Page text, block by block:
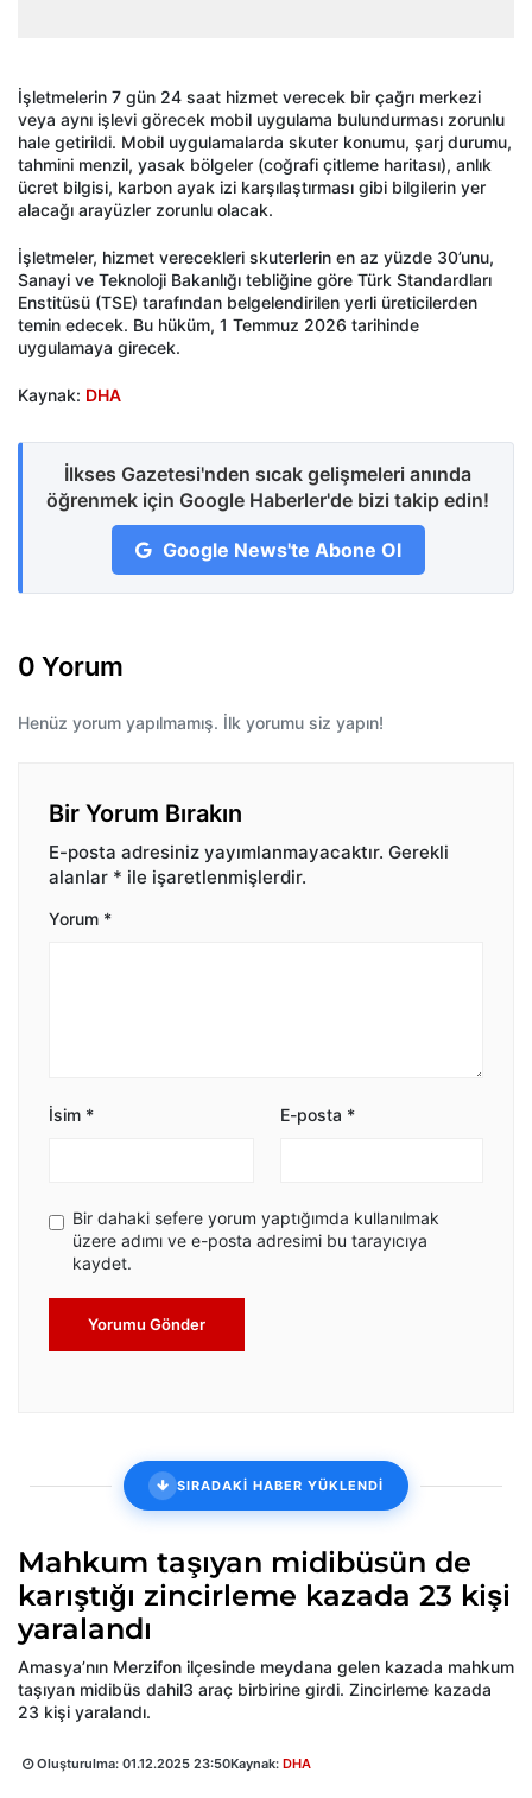
İşletmelerin 7 gün 24 saat hizmet verecek bir çağrı merkezi
veya aynı işlevi görecek mobil uygulama bulundurması zorunlu
hale getirildi. Mobil uygulamalarda skuter konumu, şarj durumu,
tahmini menzil, yasak bölgeler (coğrafi çitleme haritası), anlık
ücret bilgisi, karbon ayak izi karşılaştırması gibi bilgilerin yer
alacağı arayüzler zorunlu olacak.
İşletmeler, hizmet verecekleri skuterlerin en az yüzde 30’unu,
Sanayi ve Teknoloji Bakanlığı tebliğine göre Türk Standardları
Enstitüsü (TSE) tarafından belgelendirilen yerli üreticilerden
temin edecek. Bu hüküm, 1 Temmuz 2026 tarihinde
uygulamaya girecek.
Kaynak: DHA
İlkses Gazetesi'nden sıcak gelişmeleri anında
öğrenmek için Google Haberler'de bizi takip edin!
Google News'te Abone Ol
0 Yorum
Henüz yorum yapılmamış. İlk yorumu siz yapın!
Bir Yorum Bırakın
E-posta adresiniz yayımlanmayacaktır. Gerekli
alanlar * ile işaretlenmişlerdir.
Yorum *
İsim * E-posta *
Bir dahaki sefere yorum yaptığımda kullanılmak
üzere adımı ve e-posta adresimi bu tarayıcıya
kaydet.
Yorumu Gönder
SIRADAKİ HABER YÜKLENDİ
Mahkum taşıyan midibüsün de
karıştığı zincirleme kazada 23 kişi
yaralandı
Amasya’nın Merzifon ilçesinde meydana gelen kazada mahkum
taşıyan midibüs dahil3 araç birbirine girdi. Zincirleme kazada
23 kişi yaralandı.
Oluşturulma: 01.12.2025 23:50Kaynak: DHA